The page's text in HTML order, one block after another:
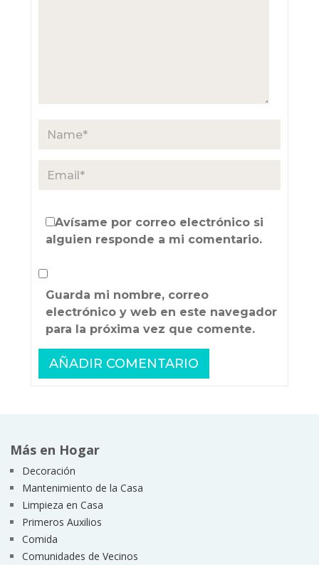
Avísame por correo electrónico si
alguien responde a mi comentario.
Guarda mi nombre, correo
electrónico y web en este navegador
para la próxima vez que comente.
Más en Hogar
Decoración
Mantenimiento de la Casa
Limpieza en Casa
Primeros Auxilios
Comida
Comunidades de Vecinos